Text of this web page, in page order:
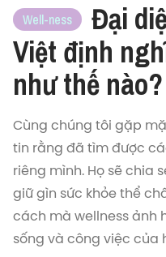
Well-ness
Đại
Việt định
như thế nào?
Cùng chúng tôi gặp
tin rằng đã tìm được
riêng mình. Họ sẽ chia
giữ gìn sức khỏe thể
cách mà wellness ảnh
sống và công việc của